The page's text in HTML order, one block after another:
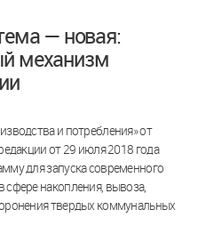
— новая:
механизм
и потребления» от
от 29 июля 2018 года
для запуска современного
сфере накопления, вывоза,
твердых коммунальных